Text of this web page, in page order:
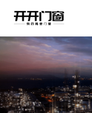
首页
关于我们